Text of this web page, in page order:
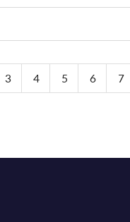
3 4 5 6 7